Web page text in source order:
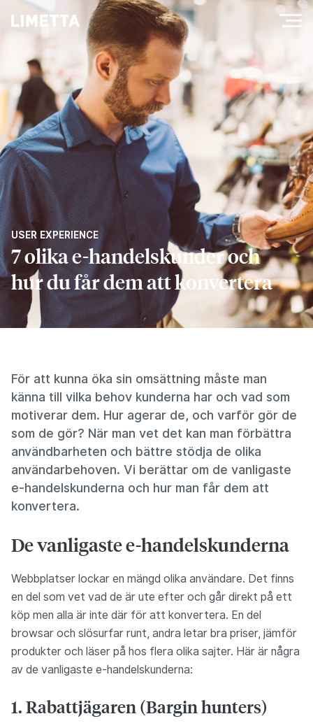
USER EXPERIENCE
7 olika e-handelskunder och
hur du får dem att konvertera
För att kunna öka sin omsättning måste man
känna till vilka behov kunderna har och vad som
motiverar dem. Hur agerar de, och varför gör de
som de gör? När man vet det kan man förbättra
användbarheten och bättre stödja de olika
användarbehoven. Vi berättar om de vanligaste
e-handelskunderna och hur man får dem att
konvertera.
De vanligaste e-handelskunderna
Webbplatser lockar en mängd olika användare. Det finns
en del som vet vad de är ute efter och går direkt på ett
köp men alla är inte där för att konvertera. En del
browsar och slösurfar runt, andra letar bra priser, jämför
produkter och läser på hos flera olika sajter. Här är några
av de vanligaste e-handelskunderna:
1. Rabattjägaren (Bargin hunters)